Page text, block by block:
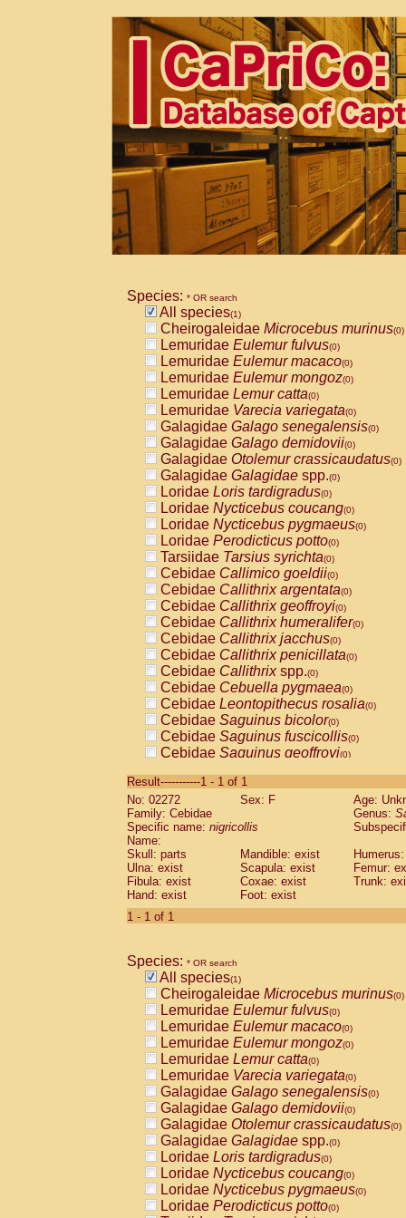
Species: * OR search
All species(1)
Cheirogaleidae Microcebus murinus(0)
Lemuridae Eulemur fulvus(0)
Lemuridae Eulemur macaco(0)
Lemuridae Eulemur mongoz(0)
Lemuridae Lemur catta(0)
Lemuridae Varecia variegata(0)
Galagidae Galago senegalensis(0)
Galagidae Galago demidovii(0)
Galagidae Otolemur crassicaudatus(0)
Galagidae Galagidae spp.(0)
Loridae Loris tardigradus(0)
Loridae Nycticebus coucang(0)
Loridae Nycticebus pygmaeus(0)
Loridae Perodicticus potto(0)
Tarsiidae Tarsius syrichta(0)
Cebidae Callimico goeldii(0)
Cebidae Callithrix argentata(0)
Cebidae Callithrix geoffroyi(0)
Cebidae Callithrix humeralifer(0)
Cebidae Callithrix jacchus(0)
Cebidae Callithrix penicillata(0)
Cebidae Callithrixspp.(0)
Cebidae Cebuella pygmaea(0)
Cebidae Leontopithecus rosalia(0)
Cebidae Saguinus bicolor(0)
Cebidae Saguinus fuscicollis(0)
Cebidae Saguinus geoffroyi(0)
CebidaeSaguinus labiatus(0)
Cebidae Saguinus leucopus (0)
Cebidae
CebidaeSaguinus mystax
Cebidae Saguinus nigricollis (1)
Cebidae Saguinus oedipus
Cebidae Saguinus weddelli
Cebidae Saguinusspp.
Cebidae
CebidaeCebus capucinus
CebidaeCebus nigrivittatus
CebidaeCebus spp.(0)
CebidaeSaimiri boliviensis(0)
CebidaeSaimiri sciureus(0)
AtelidaeAlouatta caraya(0)
AtelidaeAlouatta fusca(0)
AtelidaeAlouatta seniculus(0)
AtelidaeAlouattaspp.(0)
AtelidaeAteles belzebuth(0)
AtelidaeAteles geoffroyi(0)
AtelidaeAteles paniscus(0)
AtelidaeAtelesspp.(0)
AtelidaeLagothrix lagothricha(0)
AtelidaeLagothrix lagothricha cana
PitheciidaeCacajao calvus
Result-----------1 - 1 of 1
No: 02272
Sex: F
Age:
Family: Cebidae
Genus:
Specific name: nigricollis
Name:
Skull: parts
Mandible: exist
Ulna: exist
Scapula: exist
Femur:
Fibula: exist
Coxae: exist
Trunk:
Hand: exist
Foot: exist
1 - 1 of 1
Species: * OR search
All species(1)
Cheirogaleidae Microcebus murinus(0)
Lemuridae Eulemur fulvus(0)
Lemuridae Eulemur macaco(0)
Lemuridae Eulemur mongoz(0)
Lemuridae Lemur catta(0)
Lemuridae Varecia variegata(0)
Galagidae Galago senegalensis(0)
Galagidae Galago demidovii(0)
Galagidae Otolemur crassicaudatus(0)
Galagidae Galagidae spp.(0)
Loridae Loris tardigradus(0)
Loridae Nycticebus coucang(0)
Loridae Nycticebus pygmaeus(0)
Loridae Perodicticus potto(0)